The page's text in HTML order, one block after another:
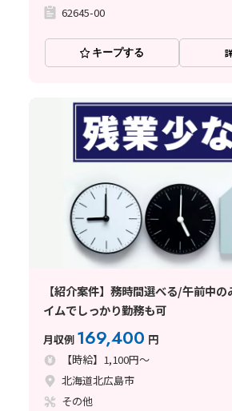
62645-00
キープする
【紹介案件】務時間選べる/午前中
イムでしっかり勤務も可
月収例 169,400 円
【時給】1,100円～
北海道北広島市
その他